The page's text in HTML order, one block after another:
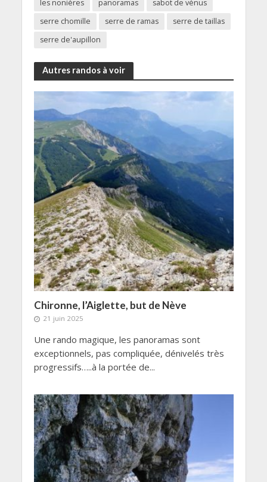
les nonières panoramas
sabot de vénus
serre chomille
serre de ramas
serre de taillas
serre de'aupillon
Autres randos à voir
Chironne, l’Aiglette, but de Nève
21 juin 2025
Une rando magique, les panoramas sont
exceptionnels, pas compliquée, dénivelés très
progressifs…..à la portée de...